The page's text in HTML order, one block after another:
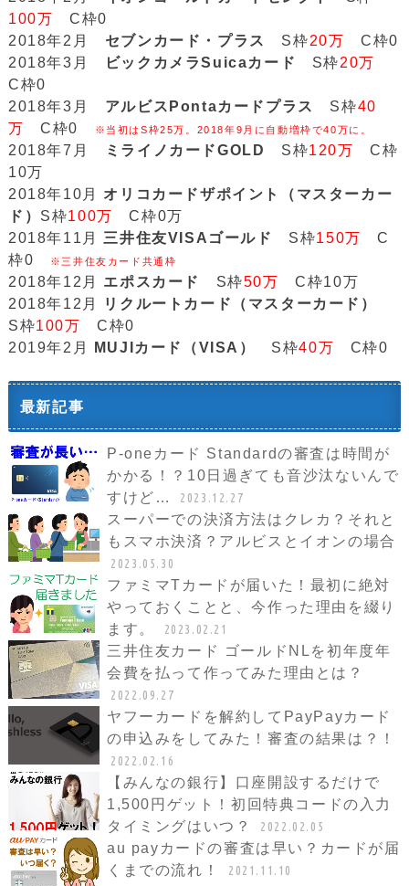
100万 C枠0
2018年2月 セブンカード・プラス S枠20万 C枠0
2018年3月
ビックカメラSuicaカード S枠20万
C枠0
2018年3月 アルビスPontaカードプラス S枠40
万 C枠0 ※当初はS枠25万。2018年9月に自動増枠で40万に。
2018年7月 ミライノカードGOLD S枠120万 C枠
10万
2018年10月 オリコカードザポイント（マスターカー
ド） S枠100万
C枠0万
2018年11月 三井住友VISAゴールド S枠150万
C
枠0
※三井住友カード共通枠
2018年12月 エポスカード S枠50万 C枠10万
2018年12月
リクルートカード（マスターカード）
S枠100万 C枠0
2019年2月
MUJIカード（VISA） S枠40万 C枠0
最新記事
P-oneカード Standardの審査は時間が
かかる！？10日過ぎても音沙汰ないんで
すけど…
2023.12.27
スーパーでの決済方法はクレカ？それと
もスマホ決済？アルビスとイオンの場合
2023.05.30
ファミマTカードが届いた！最初に絶対
やっておくことと、今作った理由を綴り
ます。
2023.02.21
三井住友カード ゴールドNLを初年度年
会費を払って作ってみた理由とは？
2022.09.27
ヤフーカードを解約してPayPayカード
の申込みをしてみた！審査の結果は？！
2022.02.16
【みんなの銀行】口座開設するだけで
1,500円ゲット！初回特典コードの入力
タイミングはいつ？
2022.02.05
au payカードの審査は早い？カードが届
くまでの流れ！
2021.11.10